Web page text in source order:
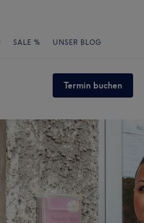
SALE % UNSER BLOG
Termin buchen